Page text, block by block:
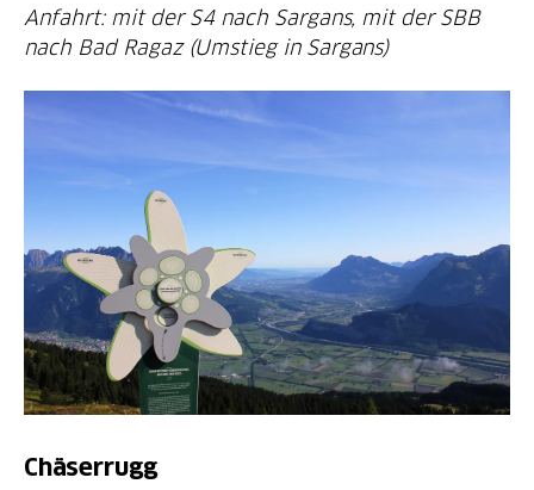
Anfahrt: mit der S4 nach Sargans, mit der SBB
nach Bad Ragaz (Umstieg in Sargans)
Chäserrugg